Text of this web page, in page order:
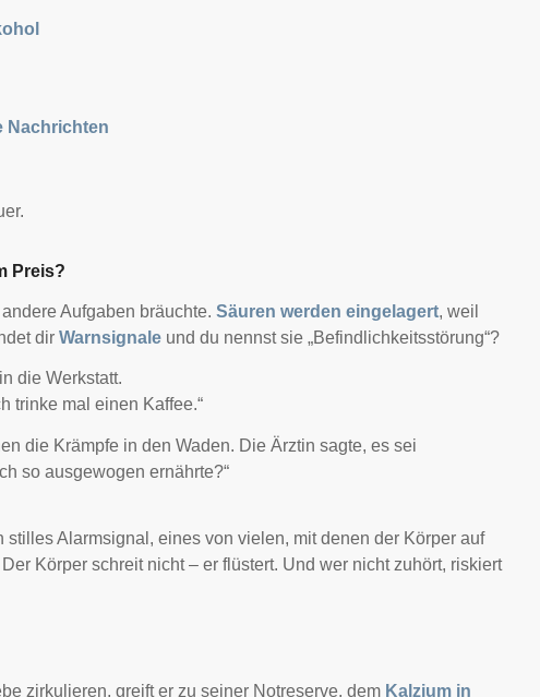
Nachrichten
Preis?
Aufgaben bräuchte. Säuren werden eingelagert, weil
dir Warnsignale und du nennst sie „Befindlichkeitsstörung“?
die Werkstatt.
trinke mal einen Kaffee.“
die Krämpfe in den Waden. Die Ärztin sagte, es sei
so ausgewogen ernährte?“
Alarmsignal, eines von vielen, mit denen der Körper auf
Körper schreit nicht – er flüstert. Und wer nicht zuhört, riskiert
zirkulieren, greift er zu seiner Notreserve, dem Kalzium in